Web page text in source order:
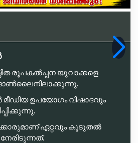
രൂപകൽപ്പന യുവാക്കളെ
ഉപയോഗം വിഷാദവും
ഏറ്റവും കൂടുതൽ